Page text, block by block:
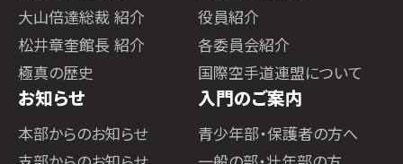
大山倍達総裁 紹介
松井章奎館長 紹介
極真の歴史
役員紹介
各委員会紹介
国際空手道連盟について
お知らせ
本部からのお知らせ
入門のご案内
青少年部・保護者の方へ